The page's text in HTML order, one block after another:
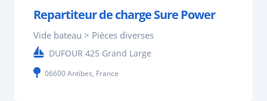
Repartiteur de charge Sure Power
Vide bateau > Pièces diverses
DUFOUR 425 Grand Large
06600 Antibes, France